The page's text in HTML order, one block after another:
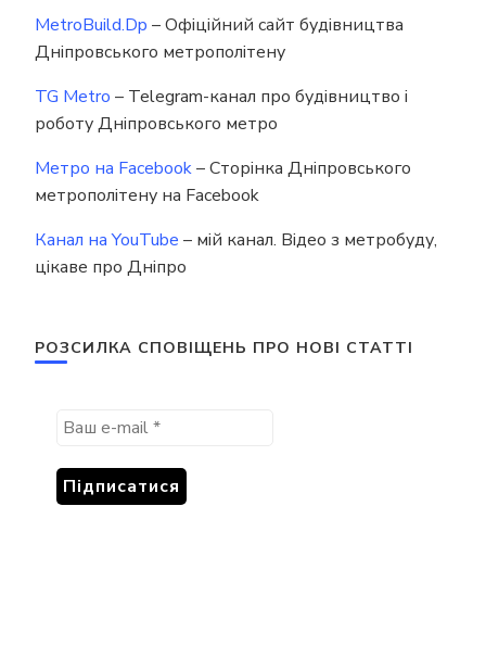
MetroBuild.Dp – Офіційний сайт будівництва
Дніпровського метрополітену
TG Metro – Telegram-канал про будівництво і
роботу Дніпровського метро
Метро на Facebook– Сторінка Дніпровського
метрополітену на Facebook
Канал на YouTube – мій канал. Відео з метробуду,
цікаве про Дніпро
РОЗСИЛКА СПОВІЩЕНЬ ПРО НОВІ СТАТТІ